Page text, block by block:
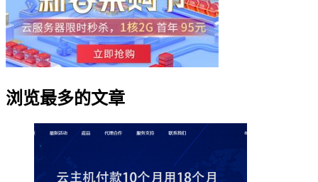
浏览最多的文章